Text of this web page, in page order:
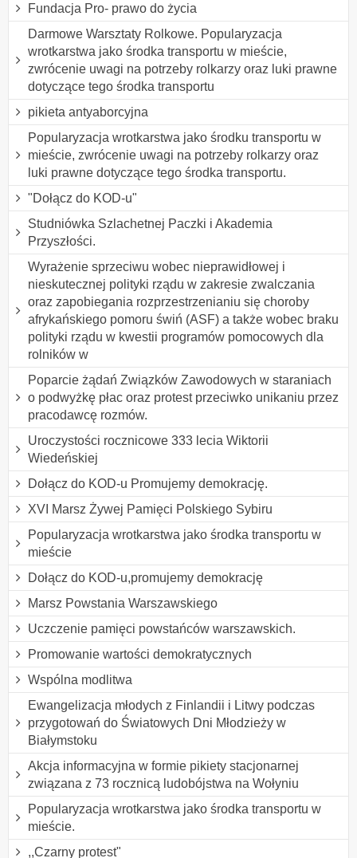
Fundacja Pro- prawo do życia
Darmowe Warsztaty Rolkowe. Popularyzacja
wrotkarstwa jako środka transportu w mieście,
zwrócenie uwagi na potrzeby rolkarzy oraz luki prawne
dotyczące tego środka transportu
pikieta antyaborcyjna
Popularyzacja wrotkarstwa jako środku transportu w
mieście, zwrócenie uwagi na potrzeby rolkarzy oraz
luki prawne dotyczące tego środka transportu.
"Dołącz do KOD-u"
Studniówka Szlachetnej Paczki i Akademia
Przyszłości.
Wyrażenie sprzeciwu wobec nieprawidłowej i
nieskutecznej polityki rządu w zakresie zwalczania
oraz zapobiegania rozprzestrzenianiu się choroby
afrykańskiego pomoru świń (ASF) a także wobec braku
polityki rządu w kwestii programów pomocowych dla
rolników w
Poparcie żądań Związków Zawodowych w staraniach
o podwyżkę płac oraz protest przeciwko unikaniu przez
pracodawcę rozmów.
Uroczystości rocznicowe 333 lecia Wiktorii
Wiedeńskiej
Dołącz do KOD-u Promujemy demokrację.
XVI Marsz Żywej Pamięci Polskiego Sybiru
Popularyzacja wrotkarstwa jako środka transportu w
mieście
Dołącz do KOD-u,promujemy demokrację
Marsz Powstania Warszawskiego
Uczczenie pamięci powstańców warszawskich.
Promowanie wartości demokratycznych
Wspólna modlitwa
Ewangelizacja młodych z Finlandii i Litwy podczas
przygotowań do Światowych Dni Młodzieży w
Białymstoku
Akcja informacyjna w formie pikiety stacjonarnej
związana z 73 rocznicą ludobójstwa na Wołyniu
Popularyzacja wrotkarstwa jako środka transportu w
mieście.
,,Czarny protest"